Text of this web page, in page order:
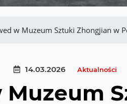
w Muzeum Sztuki Zhongjian w
14.03.2026 Aktualności
Muzeum